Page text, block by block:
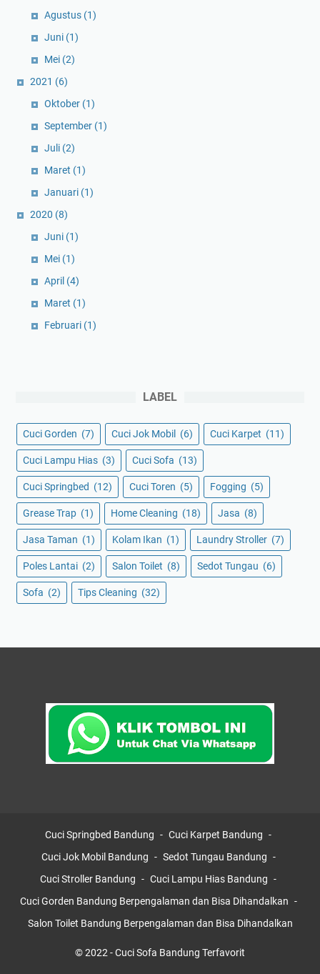
Agustus (1)
Juni (1)
Mei (2)
2021 (6)
Oktober (1)
September (1)
Juli (2)
Maret (1)
Januari (1)
2020 (8)
Juni (1)
Mei (1)
April (4)
Maret (1)
Februari (1)
LABEL
Cuci Gorden (7) Cuci Jok Mobil (6) Cuci Karpet (11)
Cuci Lampu Hias (3) Cuci Sofa (13)
Cuci Springbed (12) Cuci Toren (5) Fogging (5)
Grease Trap (1) Home Cleaning (18) Jasa (8)
Jasa Taman (1) Kolam Ikan (1) Laundry Stroller (7)
Poles Lantai (2) Salon Toilet (8) Sedot Tungau (6)
Sofa (2) Tips Cleaning (32)
Cuci Springbed Bandung
Cuci Karpet Bandung
Cuci Jok Mobil Bandung
Sedot Tungau Bandung
Cuci Stroller Bandung
Cuci Lampu Hias Bandung
Cuci Gorden Bandung Berpengalaman dan Bisa Dihandalkan
Salon Toilet Bandung Berpengalaman dan Bisa Dihandalkan
© 2022 -Cuci Sofa Bandung Terfavorit